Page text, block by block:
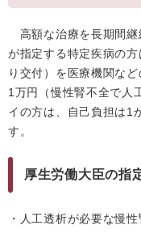
高額な治療を長期間継
が指定する特定疾病の
り交付）を医療機関な
1万円（慢性腎不全で人
イの方は、自己負担は1
す。
厚生労働大臣の指
・人工透析が必要な慢